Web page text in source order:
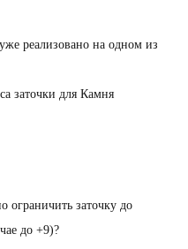
реализовано на одном из
заточки для Камня
ограничить заточку до
до +9)?